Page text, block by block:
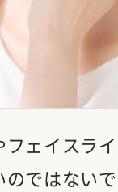
ェイスラ
ではないで